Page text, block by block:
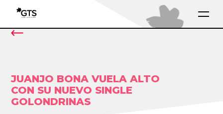
JUANJO BONA VUELA ALTO
CON SU NUEVO SINGLE
GOLONDRINAS